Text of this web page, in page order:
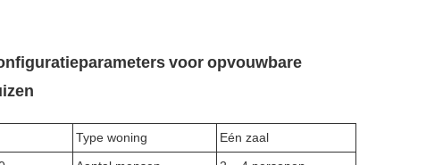
voor opvouwbare
Type woning
Eén zaal